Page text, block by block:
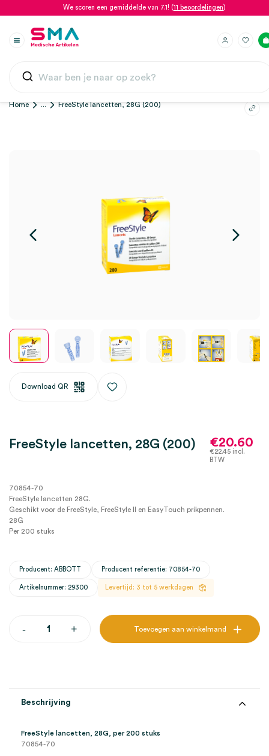
We scoren een gemiddelde van 7.1! (11 beoordelingen)
Home ... FreeStyle lancetten, 28G (200)
Download QR
FreeStyle lancetten, 28G (200) €20.60
€22.45incl.
BTW
70854-70
FreeStyle lancetten 28G.
Geschikt voor de FreeStyle, FreeStyle II en EasyTouch prikpennen.
28G
Per 200 stuks
Producent: ABBOTT Producent referentie: 70854-70
Artikelnummer: 29300 Levertijd: 3 tot 5 werkdagen
-FreeStyle
+ Toevoegen aan winkelmand
Beschrijving
FreeStyle lancetten, 28G, per 200 stuks
70854-70